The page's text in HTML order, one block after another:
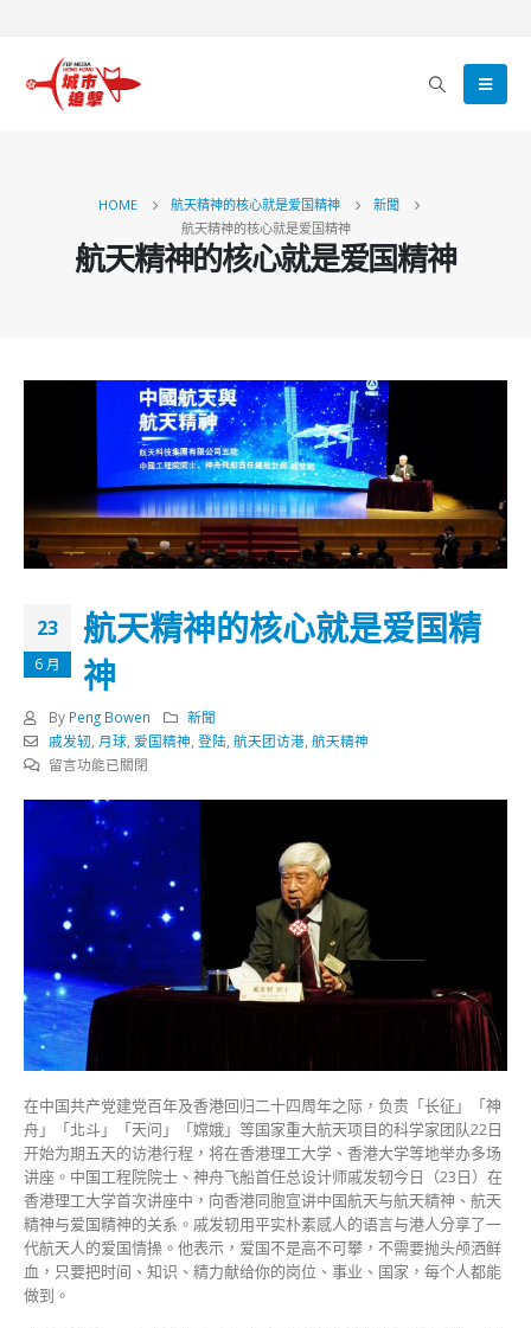
HOME 航天精神的核心就是爱国精神
新聞
航天精神的核心就是爱国精神
航天精神的核心就是爱国精神
23
6 月
航天精神的核心就是爱国精
神
By Peng Bowen
新聞
戚发轫, 月球, 爱国精神, 登陆, 航天团访港, 航天精神
在
天
神
的
核
心
是
爱
国
精
神〉
中
留言功能已關閉
在中国共产党建党百年及香港回归二十四周年之际，负责「长征」「神
舟」「北斗」「天问」「嫦娥」等国家重大航天项目的科学家团队22日
开始为期五天的访港行程，将在香港理工大学、香港大学等地举办多场
讲座。 中国工程院院士、神舟飞船首任总设计师戚发轫今日（23日）在
香港理工大学首次讲座中，向香港同胞宣讲中国航天与航天精神、航天
精神与爱国精神的关系。 戚发轫用平实朴素感人的语言与港人分享了一
代航天人的爱国情操。 他表示，爱国不是高不可攀，不需要抛头颅洒鲜
血，只要把时间、知识、精力献给你的岗位、事业、国家，每个人都能
做到。